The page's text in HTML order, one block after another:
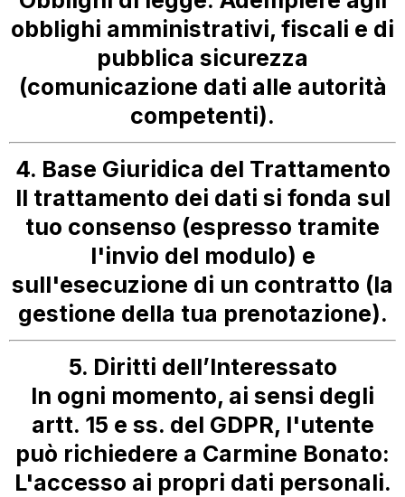
obblighi amministrativi, fiscali e di
pubblica sicurezza
(comunicazione dati alle autorità
competenti).
4. Base Giuridica del Trattamento
Il trattamento dei dati si fonda sul
tuo consenso (espresso tramite
l'invio del modulo) e
sull'esecuzione di un contratto (la
gestione della tua prenotazione).
5. Diritti dell’Interessato
In ogni momento, ai sensi degli
artt. 15 e ss. del GDPR, l'utente
può richiedere a Carmine Bonato:
L'accesso ai propri dati personali.